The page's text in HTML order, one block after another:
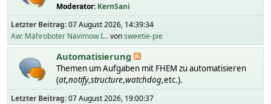
Moderator: KernSani
Letzter Beitrag:07 August 2026, 14:39:34
Aw: Mähroboter Navimow I...vonsweetie-pie
Automatisierung
Themen um Aufgaben mit FHEM zu automatisieren
(at,notify,structure,watchdog,etc.).
Letzter Beitrag:07 August 2026, 19:00:37